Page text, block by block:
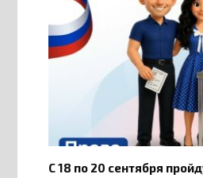
С 18 по 20 сентября